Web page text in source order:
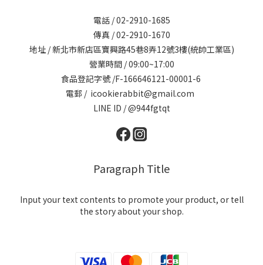
電話 / 02-2910-1685
傳真 / 02-2910-1670
地址 / 新北市新店區寶興路45巷8弄12號3樓(統帥工業區)
營業時間 / 09:00~17:00
食品登記字號 /F-166646121-00001-6
電郵 / icookierabbit@gmail.com
LINE ID / @944fgtqt
Paragraph Title
Input your text contents to promote your product, or tell
the story about your shop.